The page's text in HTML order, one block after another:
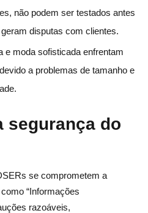
não podem ser testados antes
disputas com clientes.
e moda sofisticada enfrentam
a problemas de tamanho e
segurança do
se comprometem a
“Informações
razoáveis,